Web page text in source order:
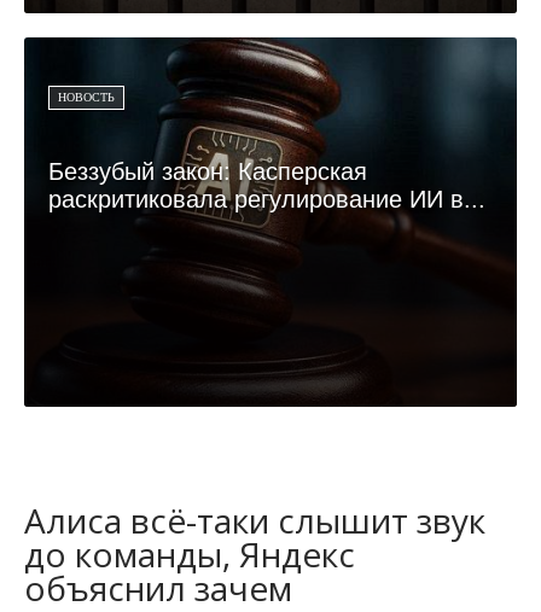
НОВОСТЬ
Беззубый закон: Касперская
раскритиковала регулирование ИИ в...
Алиса всё-таки слышит звук
до команды, Яндекс
объяснил зачем